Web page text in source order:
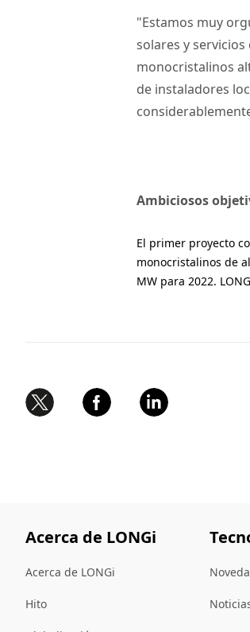
"Estamos muy
solares y
monocristalinos
de instaladores
Ambiciosos
El primer proyecto
monocristalinos de
MW para 2022.
Acerca de LONGi
Acerca de LONGi
Hito